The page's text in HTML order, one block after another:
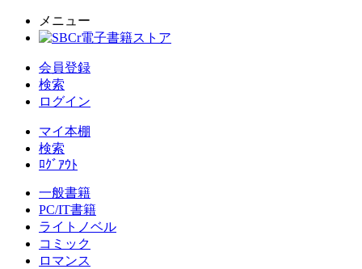
メニュー
会員登録
検索
ログイン
マイ本棚
検索
ﾛｸﾞｱｳﾄ
一般書籍
PC/IT書籍
ライトノベル
コミック
ロマンス